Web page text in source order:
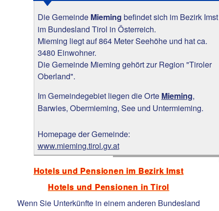
Die Gemeinde Mieming befindet sich im Bezirk Imst
im Bundesland Tirol in Österreich.
Mieming liegt auf 864 Meter Seehöhe und hat ca.
3480 Einwohner.
Die Gemeinde Mieming gehört zur Region "Tiroler
Oberland".
Im Gemeindegebiet liegen die Orte Mieming,
Barwies, Obermieming, See und Untermieming.
Homepage der Gemeinde:
www.mieming.tirol.gv.at
Hotels und Pensionen im Bezirk Imst
Hotels und Pensionen in Tirol
Wenn Sie Unterkünfte in einem anderen Bundesland